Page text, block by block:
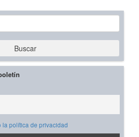
Buscar
la política de privacidad